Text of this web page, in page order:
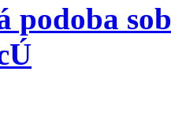
podoba